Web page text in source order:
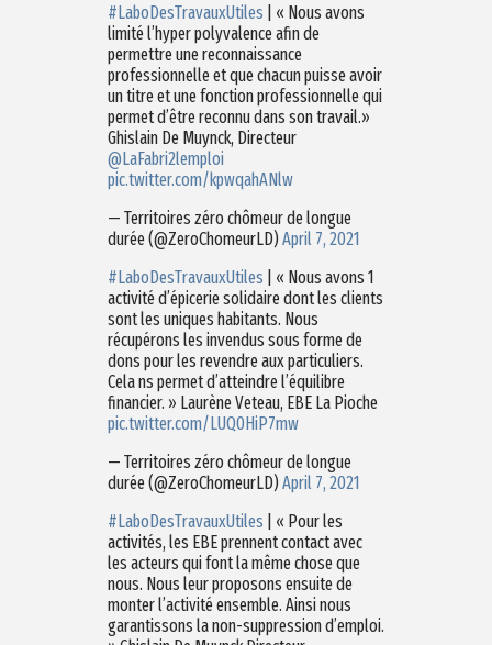
#LaboDesTravauxUtiles | « Nous avons
limité l’hyper polyvalence afin de
permettre une reconnaissance
professionnelle et que chacun puisse avoir
un titre et une fonction professionnelle qui
permet d’être reconnu dans son travail.»
Ghislain De Muynck, Directeur
@LaFabri2lemploi
pic.twitter.com/kpwqahANlw
— Territoires zéro chômeur de longue
durée (@ZeroChomeurLD)April 7, 2021
#LaboDesTravauxUtiles | « Nous avons 1
activité d’épicerie solidaire dont les clients
sont les uniques habitants. Nous
récupérons les invendus sous forme de
dons pour les revendre aux particuliers.
Cela ns permet d’atteindre l’équilibre
financier. » Laurène Veteau, EBE La Pioche
pic.twitter.com/LUQ0HiP7mw
— Territoires zéro chômeur de longue
durée (@ZeroChomeurLD)April 7, 2021
#LaboDesTravauxUtiles | « Pour les
activités, les EBE prennent contact avec
les acteurs qui font la même chose que
nous. Nous leur proposons ensuite de
monter l’activité ensemble. Ainsi nous
garantissons la non-suppression d’emploi.